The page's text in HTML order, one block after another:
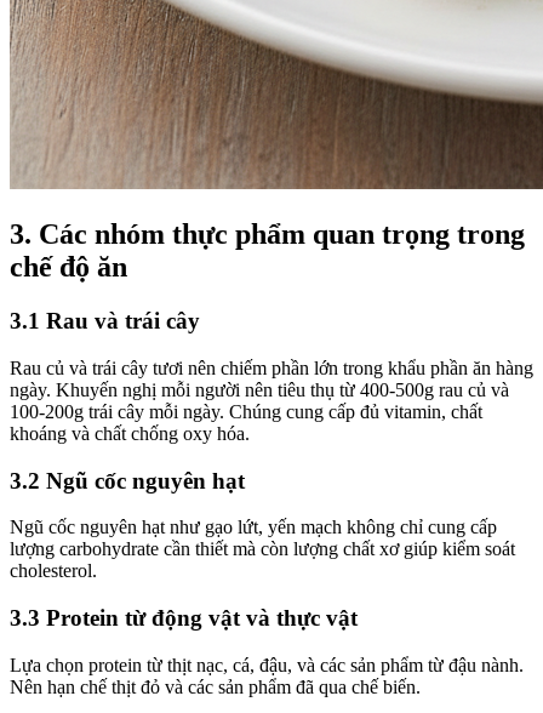
3. Các nhóm thực phẩm quan trọng trong
chế độ ăn
3.1 Rau và trái cây
Rau củ và trái cây tươi nên chiếm phần lớn trong khẩu phần ăn hàng
ngày. Khuyến nghị mỗi người nên tiêu thụ từ 400-500g rau củ và
100-200g trái cây mỗi ngày. Chúng cung cấp đủ vitamin, chất
khoáng và chất chống oxy hóa.
3.2 Ngũ cốc nguyên hạt
Ngũ cốc nguyên hạt như gạo lứt, yến mạch không chỉ cung cấp
lượng carbohydrate cần thiết mà còn lượng chất xơ giúp kiểm soát
cholesterol.
3.3 Protein từ động vật và thực vật
Lựa chọn protein từ thịt nạc, cá, đậu, và các sản phẩm từ đậu nành.
Nên hạn chế thịt đỏ và các sản phẩm đã qua chế biến.